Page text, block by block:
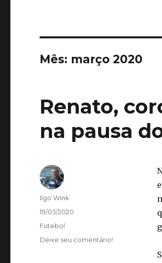
Mês: março 2020
Renato,
na pausa
Autor
Ilgo Wink
Publicado
19/03/2020
Categorias
Futebol
Deixe seu comentário!